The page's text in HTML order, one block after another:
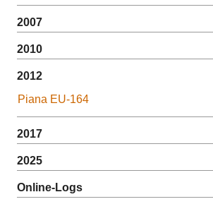
2007
2010
2012
Piana EU-164
2017
2025
Online-Logs